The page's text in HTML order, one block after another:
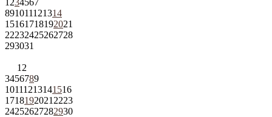
891011121314
15161718192021
22232425262728
293031
1 2
3456789
10111213141516
1718192021 2223
24252627282930